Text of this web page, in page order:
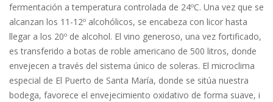
fermentación a temperatura controlada de 24ºC. Una vez que se
alcanzan los 11-12º alcohólicos, se encabeza con licor hasta
llegar a los 20º de alcohol. El vino generoso, una vez fortificado,
es transferido a botas de roble americano de 500 litros, donde
envejecen a través del sistema único de soleras. El microclima
especial de El Puerto de Santa María, donde se sitúa nuestra
bodega, favorece el envejecimiento oxidativo de forma suave, i